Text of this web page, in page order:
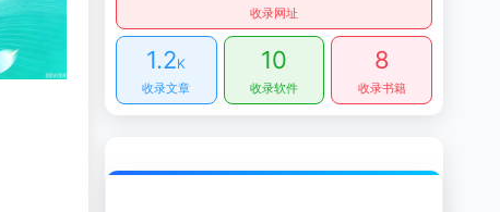
收录网址
1.2K
收录文章
10
收录软件
8
收录书籍